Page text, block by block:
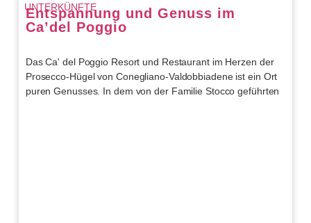
UNTERKÜNFTE
Entspannung und Genuss im
Ca’del Poggio
Das Ca' del Poggio Resort und Restaurant im Herzen der
Prosecco-Hügel von Conegliano-Valdobbiadene ist ein Ort
puren Genusses. In dem von der Familie Stocco geführten